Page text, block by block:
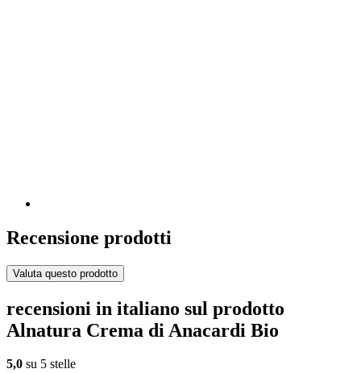
Recensione prodotti
Valuta questo prodotto
recensioni in italiano sul prodotto
Alnatura Crema di Anacardi Bio
5,0 su 5 stelle